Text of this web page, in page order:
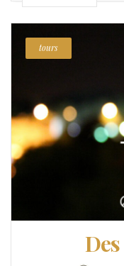
tours